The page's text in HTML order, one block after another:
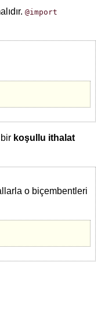
@import
koşullu ithalat
o biçembentleri